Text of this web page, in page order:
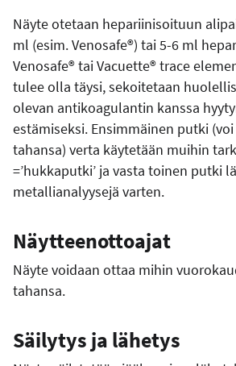
Näyte otetaan hepariinisoituun
ml (esim. Venosafe®) tai 5-6 ml
Venosafe® tai Vacuette® trace
tulee olla täysi, sekoitetaan
olevan antikoagulantin kanssa
estämiseksi. Ensimmäinen putki
tahansa) verta käytetään muihin
=’hukkaputki’ ja vasta toinen putki
metallianalyysejä varten.
Näytteenottoajat
Näyte voidaan ottaa mihin
tahansa.
Säilytys ja lähetys